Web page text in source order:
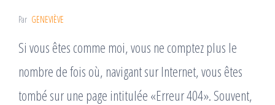
Par GENEVIÈVE
Si vous êtes comme moi, vous ne comptez plus le
nombre de fois où, navigant sur Internet, vous êtes
tombé sur une page intitulée «Erreur 404». Souvent,